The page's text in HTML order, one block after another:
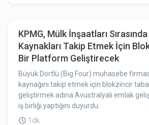
KPMG, Mülk İnşaatları
Kaynakları Takip Etmek İçin
Bir Platform Geliştirecek
Büyük Dörtlü (Big Four) muhasebe
kaynağını takip etmek için blokzincir
geliştirmek adına Avustralyalı emlak
iş birliği yaptığını duyurdu.
1dk